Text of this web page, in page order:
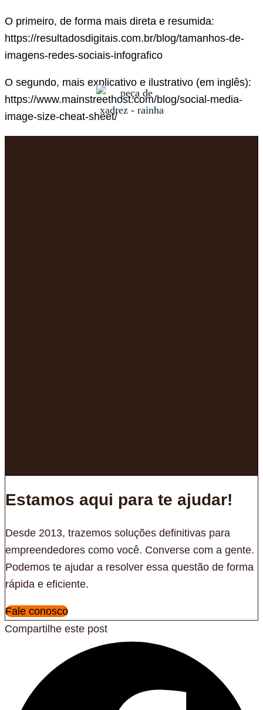
O primeiro, de forma mais direta e resumida:
https://resultadosdigitais.com.br/blog/tamanhos-de-
imagens-redes-sociais-infografico
O segundo, mais explicativo e ilustrativo (em inglês):
https://www.mainstreethost.com/blog/social-media-
image-size-cheat-sheet/
Estamos aqui para te ajudar!
Desde 2013, trazemos soluções definitivas para
empreendedores como você. Converse com a gente.
Podemos te ajudar a resolver essa questão de forma
rápida e eficiente.
Fale conosco
Compartilhe este post